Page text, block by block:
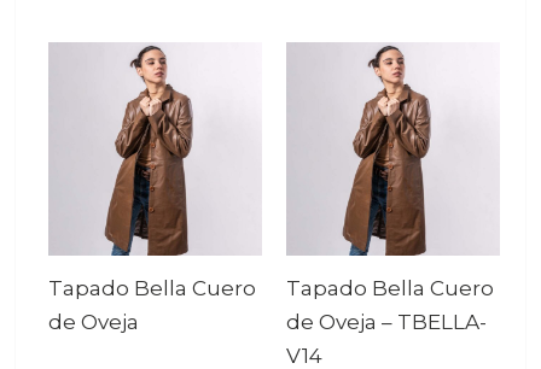
Tapado Bella Cuero
de Oveja
Tapado Bella Cuero
de Oveja – TBELLA-
V14